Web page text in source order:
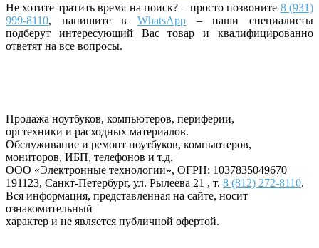
Не хотите тратить время на поиск? – просто позвоните 8 (931)
999-8110, напишитевWhatsApp – наши специалисты
подберут интересующий Вас товар и квалифицированно
ответят на все вопросы.
Продажа ноутбуков, компьютеров, периферии,
оргтехники и расходных материалов.
Обслуживание и ремонт ноутбуков, компьютеров,
мониторов, ИБП, телефонов и т.д.
ООО «Электронные технологии», ОГРН: 1037835049670
191123, Санкт-Петербург, ул. Рылеева 21 , т. 8 (812) 272-8110.
Вся информация, представленная на сайте, носит
ознакомительный
характер и не является публичной офертой.